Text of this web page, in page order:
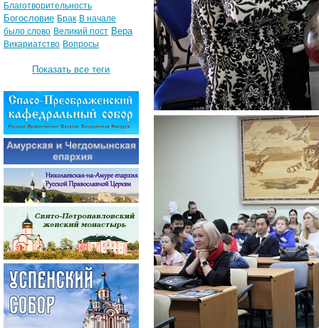
Благотворительность
Богословие Брак В начале
было слово Великий пост Вера
Викариатство Вопросы
Показать все теги